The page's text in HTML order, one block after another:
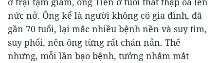
nức nở. Ông kể là người không có gia đình, đã
gần 70 tuổi, lại mắc nhiều bệnh nền và suy tim,
suy phổi, nên ông từng rất chán nản. Thế
nhưng, mỗi lần bạo bệnh, tưởng nhắm mắt